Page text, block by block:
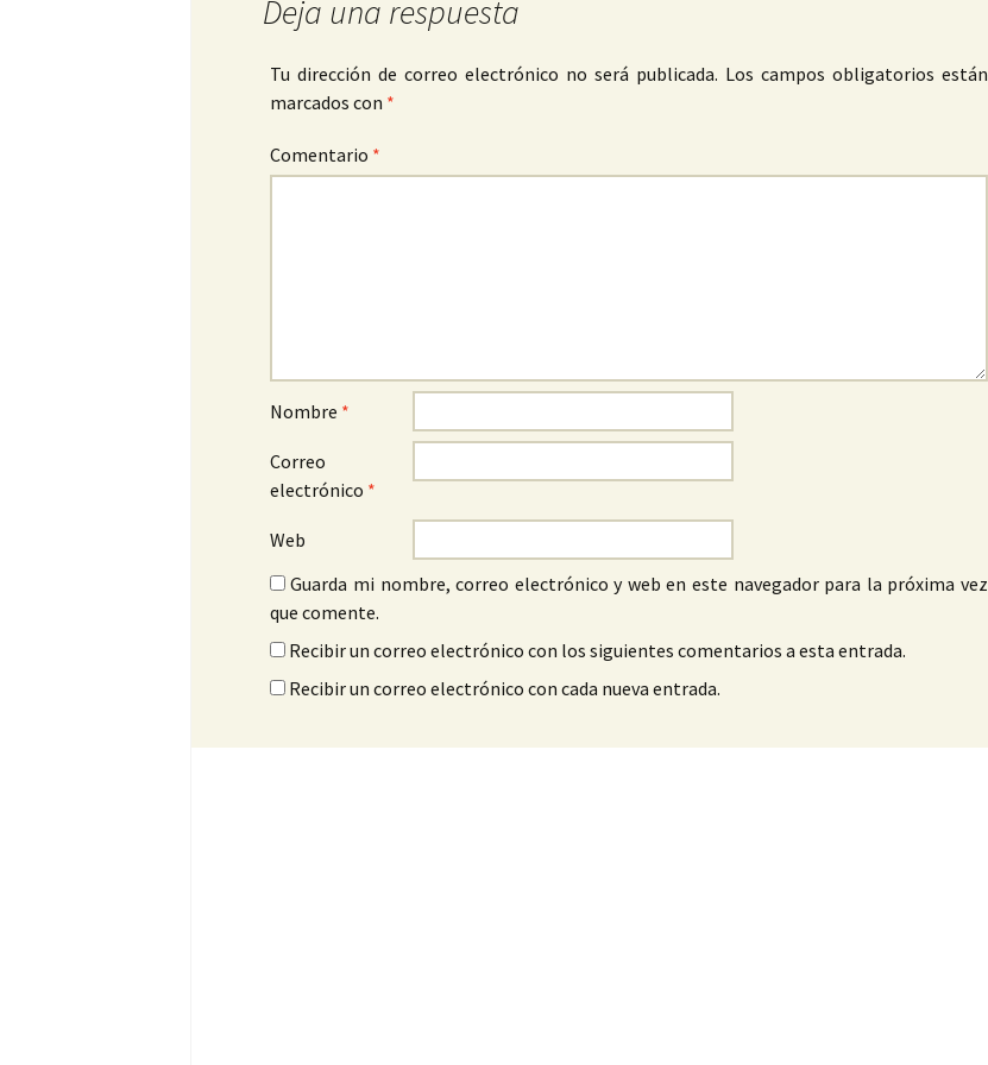
Deja una respuesta
Tu dirección de correo electrónico no será publicada. Los campos obligatorios están
marcados con *
Comentario *
Nombre *
Correo
electrónico *
Web
Guarda mi nombre, correo electrónico y web en este navegador para la próxima vez
que comente.
Recibir un correo electrónico con los siguientes comentarios a esta entrada.
Recibir un correo electrónico con cada nueva entrada.